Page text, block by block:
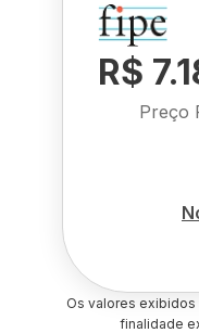
R$
Preço
Os valores
finalidade